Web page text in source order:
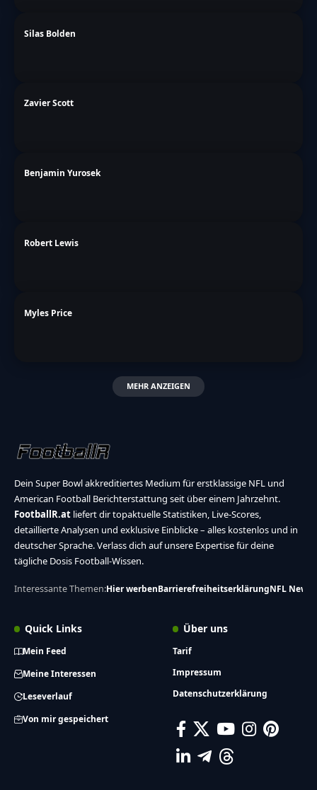
Silas Bolden
Zavier Scott
Benjamin Yurosek
Robert Lewis
Myles Price
MEHR ANZEIGEN
Dein Super Bowl akkreditiertes Medium für erstklassige NFL und
American Football Berichterstattung seit über einem Jahrzehnt.
FootballR.at liefert dir topaktuelle Statistiken, Live-Scores,
detaillierte Analysen und exklusive Einblicke – alles kostenlos und in
deutscher Sprache. Verlass dich auf unsere Expertise für deine
tägliche Dosis Football-Wissen.
Interessante Themen:Hier werbenBarrierefreiheitserklärungNFL News
Quick Links
Mein Feed
Meine Interessen
Leseverlauf
Von mir gespeichert
Über uns
Tarif
Impressum
Datenschutzerklärung